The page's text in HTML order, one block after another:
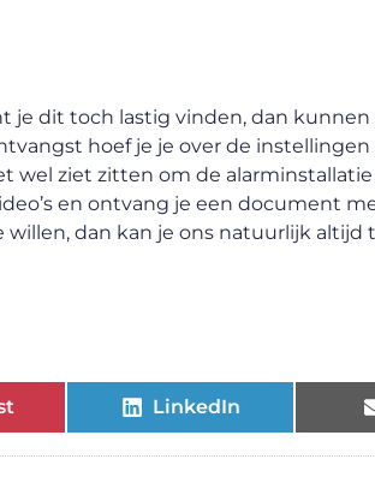
je dit toch lastig vinden, dan
hoef je je over de
wel ziet zitten om de
en ontvang je een document
dan kan je ons natuurlijk altijd
LinkedIn